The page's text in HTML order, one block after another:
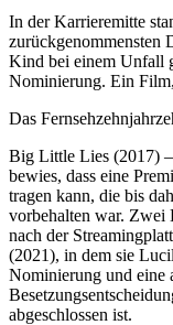
In der Karrieremitte
zurückgenommensten
Kind bei einem Unfall
Nominierung. Ein
Das
Big Little Lies (2017)
bewies, dass eine
tragen kann, die bis
vorbehalten war. Zwei
nach der
(2021), in dem sie
Nominierung und eine
abgeschlossen ist.